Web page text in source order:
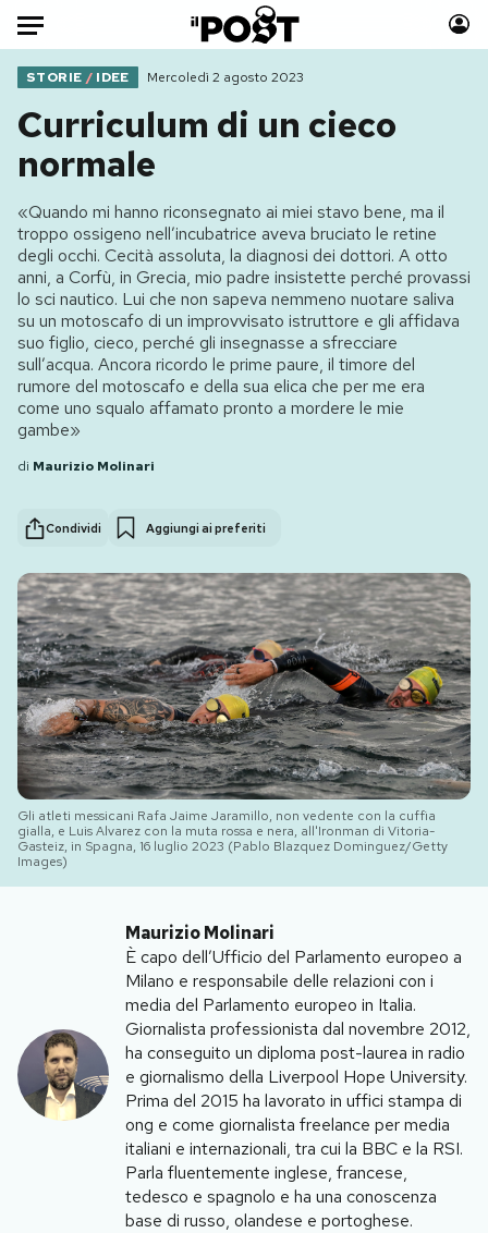
Auto
HOME
Italia
Mondo
Politica
Tecnologia
Internet
Scienza
Cultura
Economia
Sport
Libri
Consumismi
Storie/Idee
Ok Boomer!
Media
Europa
Altrecose
PODCAST
NEWSLETTER
I MIEI PREFERITI
SHOP
CALENDARIO
AREA PERSONALE
Area Personale
Newsletter
Notifiche mobile
Regala il Post
Hai bisogno di aiuto?
Esci
STORIE / IDEE Mercoledì 2 agosto 2023
Curriculum di un cieco
normale
«Quando mi hanno riconsegnato ai miei stavo bene, ma il
troppo ossigeno nell’incubatrice aveva bruciato le retine
degli occhi. Cecità assoluta, la diagnosi dei dottori. A otto
anni, a Corfù, in Grecia, mio padre insistette perché provassi
lo sci nautico. Lui che non sapeva nemmeno nuotare saliva
su un motoscafo di un improvvisato istruttore e gli affidava
suo figlio, cieco, perché gli insegnasse a sfrecciare
sull’acqua. Ancora ricordo le prime paure, il timore del
rumore del motoscafo e della sua elica che per me era
come uno squalo affamato pronto a mordere le mie
gambe»
di Maurizio Molinari
Condividi Aggiungi ai preferiti
Gli atleti messicani Rafa Jaime Jaramillo, non vedente con la cuffia
gialla, e Luis Alvarez con la muta rossa e nera, all'Ironman di Vitoria-
Gasteiz, in Spagna, 16 luglio 2023 (Pablo Blazquez Dominguez/Getty
Images)
Maurizio Molinari
È capo dell’Ufficio del Parlamento europeo a
Milano e responsabile delle relazioni con i
media del Parlamento europeo in Italia.
Giornalista professionista dal novembre 2012,
ha conseguito un diploma post-laurea in radio
e giornalismo della Liverpool Hope University.
Prima del 2015 ha lavorato in uffici stampa di
ong e come giornalista freelance per media
italiani e internazionali, tra cui la BBC e la RSI.
Parla fluentemente inglese, francese,
tedesco e spagnolo e ha una conoscenza
base di russo, olandese e portoghese.